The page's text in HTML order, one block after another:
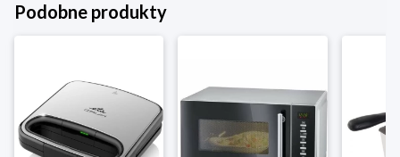
Podobne produkty